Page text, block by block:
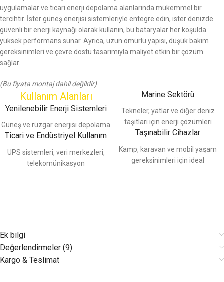
uygulamalar ve ticari enerji depolama alanlarında mükemmel bir
tercihtir. İster güneş enerjisi sistemleriyle entegre edin, ister denizde
güvenli bir enerji kaynağı olarak kullanın, bu bataryalar her koşulda
yüksek performans sunar. Ayrıca, uzun ömürlü yapısı, düşük bakım
gereksinimleri ve çevre dostu tasarımıyla maliyet etkin bir çözüm
sağlar.
(Bu fiyata montaj dahil değildir)
Kullanım Alanları
Yenilenebilir Enerji Sistemleri
Güneş ve rüzgar enerjisi depolama
Ticari ve Endüstriyel Kullanım
UPS sistemleri, veri merkezleri,
telekomünikasyon
Marine Sektörü
Tekneler, yatlar ve diğer deniz
taşıtları için enerji çözümleri
Taşınabilir Cihazlar
Kamp, karavan ve mobil yaşam
gereksinimleri için ideal
Ek bilgi
Değerlendirmeler (9)
Kargo & Teslimat